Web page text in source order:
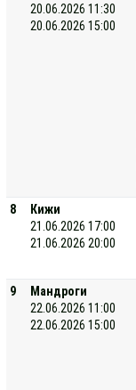
20.06.2026 11:30
20.06.2026 15:00
8
Кижи
21.06.2026 17:00
21.06.2026 20:00
9
Мандроги
22.06.2026 11:00
22.06.2026 15:00